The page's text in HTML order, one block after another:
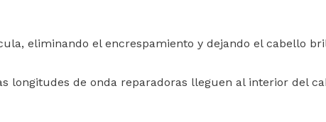
eliminando el encrespamiento y dejando el cabello
longitudes de onda reparadoras lleguen al interior del